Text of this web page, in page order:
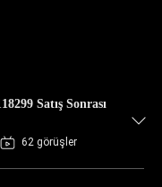
Satış Sonrası
62 görüşler